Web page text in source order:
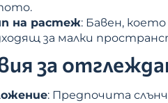
на растеж: Бавен,
за малки
за
: Предпочита